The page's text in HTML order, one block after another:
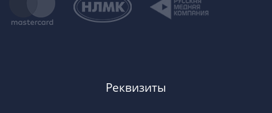
Реквизиты